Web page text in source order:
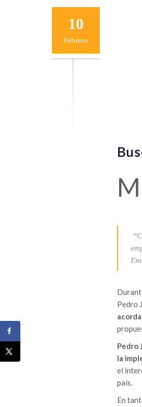
10
Febrero
M
Pedro
Pedro
la
el
país.
En